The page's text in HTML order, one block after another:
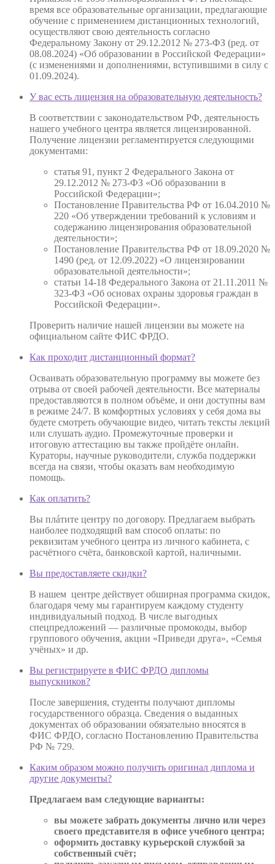
время все образовательные организации, предлагающие
обучение с применением дистанционных технологий,
осуществляют свою деятельность согласно
Федеральному Закону от 29.12.2012 № 273-ФЗ (ред. от
08.08.2024) «Об образовании в Российской Федерации»
(с изменениями и дополнениями, вступившими в силу с
01.09.2024).
У вас есть лицензия на образовательную деятельность?
В соответствии с законодательством РФ, деятельность
нашего учебного центра является лицензированной.
Получение лицензии регламентируется следующими
документами:
статья 91, пункт 2 Федерального Закона от
29.12.2012 № 273-ФЗ «Об образовании в
Российской Федерации»;
Постановление Правительства РФ от 16.04.2010 №
220 «Об утверждении требований к условиям и
содержанию лицензирования образовательной
деятельности»;
Постановление Правительства РФ от 18.09.2020 №
1490 (ред. от 12.09.2022) «О лицензировании
образовательной деятельности»;
статьи 14-18 Федерального Закона от 21.11.2011 №
323-ФЗ «Об основах охраны здоровья граждан в
Российской Федерации».
Проверить наличие нашей лицензии вы можете на
официальном сайте ФИС ФРДО.
Как проходит дистанционный формат?
Осваивать образовательную программу вы можете без
отрыва от своей рабочей деятельности. Все материалы
предоставляются в полном объёме, и они доступны вам
в режиме 24/7. В комфортных условиях у себя дома вы
будете смотреть обучающие видео, читать тексты лекций
или слушать аудио. Промежуточные проверки и
итоговую аттестацию вы также пройдёте онлайн.
Кураторы, научные руководители, служба поддержки
всегда на связи, чтобы оказать вам необходимую
помощь.
Как оплатить?
Вы плáтите центру по договору. Предлагаем выбрать
наиболее подходящий вам способ оплаты: по
реквизитам учебного центра из личного кабинета, с
расчётного счёта, банковской картой, наличными.
Вы предоставляете скидки?
В нашем центре действует обширная программа скидок,
благодаря чему мы гарантируем каждому студенту
индивидуальный подход. В числе выгодных
спецпредложений — различные промокоды, выбор
группового обучения, акции «Приведи друга», «Семья
учёных» и др.
Вы регистрируете в ФИС ФРДО дипломы
выпускников?
После завершения, студенты получают дипломы
государственного образца. Сведения о выданных
документах об образовании обязательно вносятся в
ФИС ФРДО, согласно Постановлению Правительства
РФ № 729.
Каким образом можно получить оригинал диплома и
другие документы?
Предлагаем вам следующие варианты:
вы можете забрать документы лично или через
своего представителя в офисе учебного центра;
оформить доставку курьерской службой за
собственный счёт;